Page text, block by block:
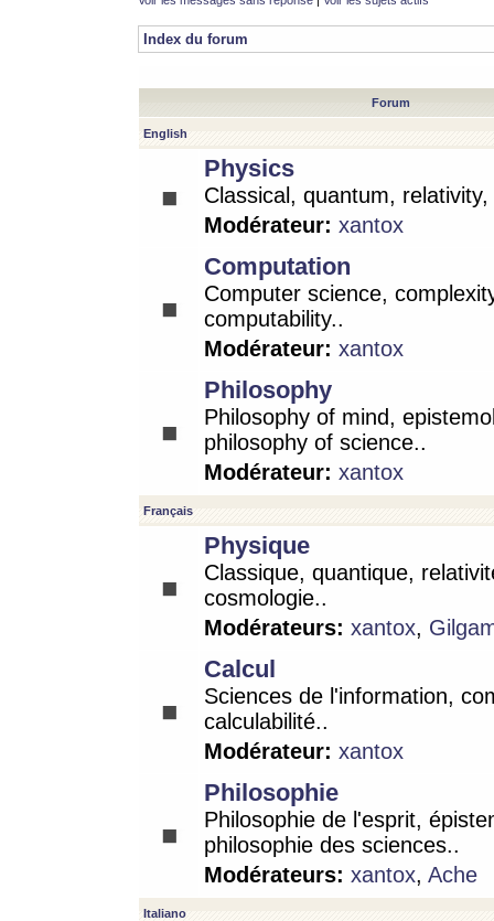
Index du forum
Forum
English
Physics
Classical, quantum,
Modérateur: xantox
Computation
Computer science,
computability..
Modérateur: xantox
Philosophy
Philosophy of mind,
philosophy of science..
Modérateur: xantox
Français
Physique
Classique, quantique,
cosmologie..
Modérateurs: xantox,
Calcul
Sciences de l'information,
calculabilité..
Modérateur: xantox
Philosophie
Philosophie de l'esprit,
philosophie des sciences..
Modérateurs: xantox, Ache
Italiano